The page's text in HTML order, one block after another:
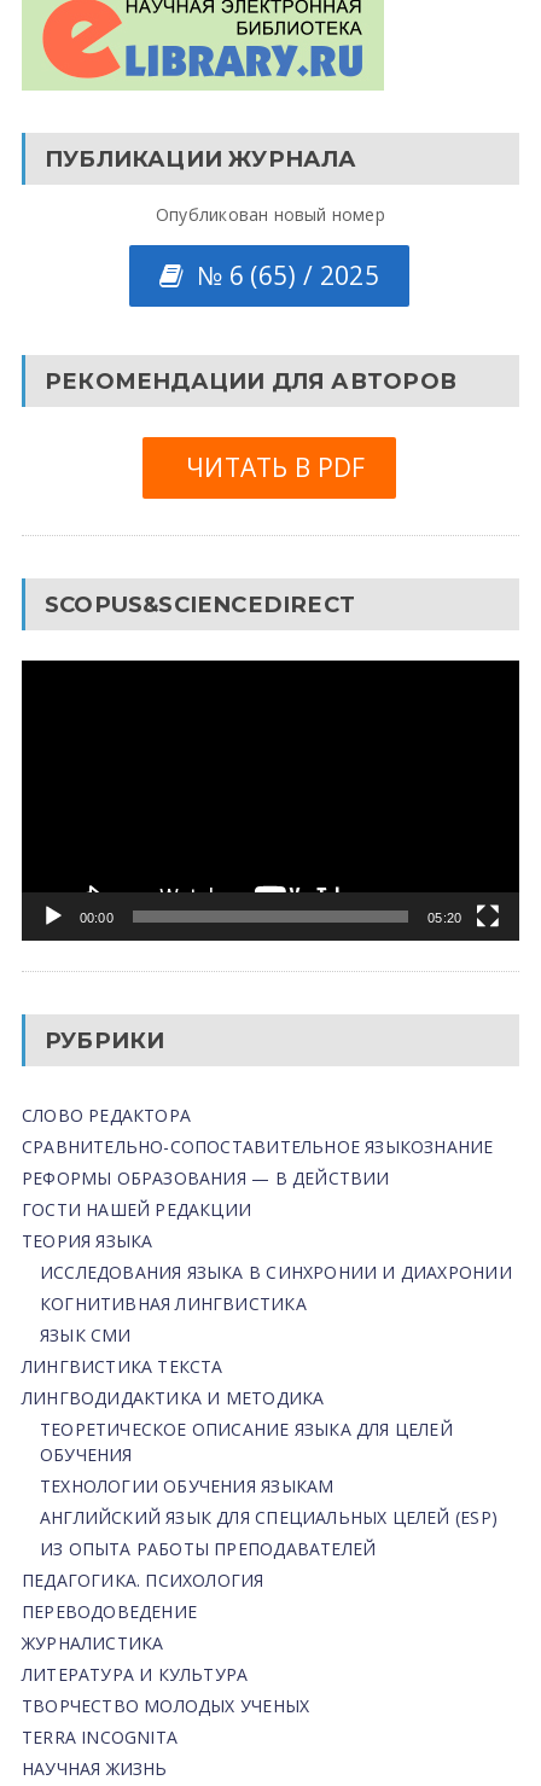
ПУБЛИКАЦИИ ЖУРНАЛА
Опубликован новый номер
№ 6 (65) / 2025
РЕКОМЕНДАЦИИ ДЛЯ АВТОРОВ
ЧИТАТЬ В PDF
SCOPUS&SCIENCEDIRECT
00:00 05:20
РУБРИКИ
СЛОВО РЕДАКТОРА
СРАВНИТЕЛЬНО-СОПОСТАВИТЕЛЬНОЕ ЯЗЫКОЗНАНИЕ
РЕФОРМЫ ОБРАЗОВАНИЯ — В ДЕЙСТВИИ
ГОСТИ НАШЕЙ РЕДАКЦИИ
ТЕОРИЯ ЯЗЫКА
ИССЛЕДОВАНИЯ ЯЗЫКА В СИНХРОНИИ И ДИАХРОНИИ
КОГНИТИВНАЯ ЛИНГВИСТИКА
ЯЗЫК СМИ
ЛИНГВИСТИКА ТЕКСТА
ЛИНГВОДИДАКТИКА И МЕТОДИКА
ТЕОРЕТИЧЕСКОЕ ОПИСАНИЕ ЯЗЫКА ДЛЯ ЦЕЛЕЙ
ОБУЧЕНИЯ
ТЕХНОЛОГИИ ОБУЧЕНИЯ ЯЗЫКАМ
АНГЛИЙСКИЙ ЯЗЫК ДЛЯ СПЕЦИАЛЬНЫХ ЦЕЛЕЙ (ESP)
ИЗ ОПЫТА РАБОТЫ ПРЕПОДАВАТЕЛЕЙ
ПЕДАГОГИКА. ПСИХОЛОГИЯ
ПЕРЕВОДОВЕДЕНИЕ
ЖУРНАЛИСТИКА
ЛИТЕРАТУРА И КУЛЬТУРА
ТВОРЧЕСТВО МОЛОДЫХ УЧЕНЫХ
TERRA INCOGNITA
НАУЧНАЯ ЖИЗНЬ